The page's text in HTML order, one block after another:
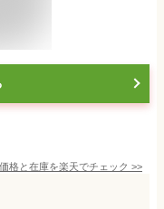
価格と在庫を楽天でチェック >>